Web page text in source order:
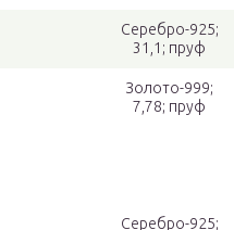
Серебро-925;
31,1; пруф
Золото-999;
7,78; пруф
Серебро-925;